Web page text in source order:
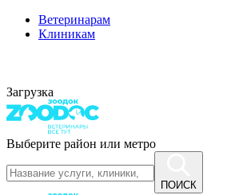
Ветеринарам
Клиникам
Загрузка
Выберите район или метро
ПОИСК